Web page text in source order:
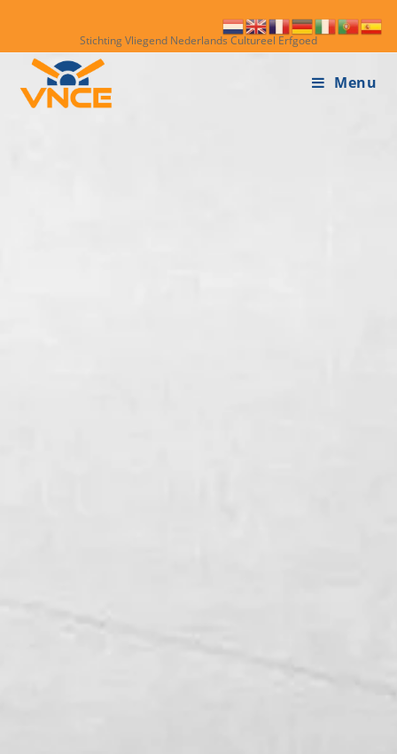
Stichting Vliegend Nederlands Cultureel Erfgoed
Menu